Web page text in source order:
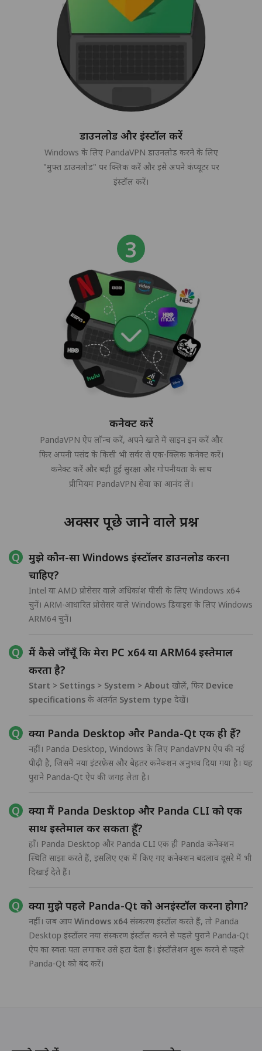
डाउनलोड और इंस्टॉल करें
Windows के लिए PandaVPN डाउनलोड करने के लिए
"मुफ्त डाउनलोड" पर क्लिक करें और इसे अपने कंप्यूटर पर
इंस्टॉल करें।
कनेक्ट करें
PandaVPN ऐप लॉन्च करें, अपने खाते में साइन इन करें और
फिर अपनी पसंद के किसी भी सर्वर से एक-क्लिक कनेक्ट करें।
कनेक्ट करें और बढ़ी हुई सुरक्षा और गोपनीयता के साथ
प्रीमियम PandaVPN सेवा का आनंद लें।
अक्सर पूछे जाने वाले प्रश्न
मुझे कौन-सा Windows इंस्टॉलर डाउनलोड करना
चाहिए?
Intel या AMD प्रोसेसर वाले अधिकांश पीसी के लिए Windows x64
चुनें। ARM-आधारित प्रोसेसर वाले Windows डिवाइस के लिए Windows
ARM64 चुनें।
मैं कैसे जाँचूँ कि मेरा PC x64 या ARM64 इस्तेमाल
करता है?
Start > Settings > System > About खोलें, फिर Device
specifications के अंतर्गत System type देखें।
क्या Panda Desktop और Panda-Qt एक ही हैं?
नहीं। Panda Desktop, Windows के लिए PandaVPN ऐप की नई
पीढ़ी है, जिसमें नया इंटरफ़ेस और बेहतर कनेक्शन अनुभव दिया गया है। यह
पुराने Panda-Qt ऐप की जगह लेता है।
क्या मैं Panda Desktop और Panda CLI को एक
साथ इस्तेमाल कर सकता हूँ?
हाँ। Panda Desktop और Panda CLI एक ही Panda कनेक्शन
स्थिति साझा करते हैं, इसलिए एक में किए गए कनेक्शन बदलाव दूसरे में भी
दिखाई देते हैं।
क्या मुझे पहले Panda-Qt को अनइंस्टॉल करना होगा?
नहीं। जब आप Windows x64 संस्करण इंस्टॉल करते हैं, तो Panda
Desktop इंस्टॉलर नया संस्करण इंस्टॉल करने से पहले पुराने Panda-Qt
ऐप का स्वतः पता लगाकर उसे हटा देता है। इंस्टॉलेशन शुरू करने से पहले
Panda-Qt को बंद करें।